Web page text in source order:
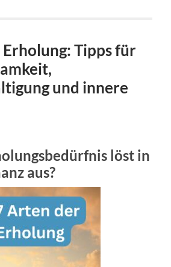
Tipps für
und innere
löst in
aus?